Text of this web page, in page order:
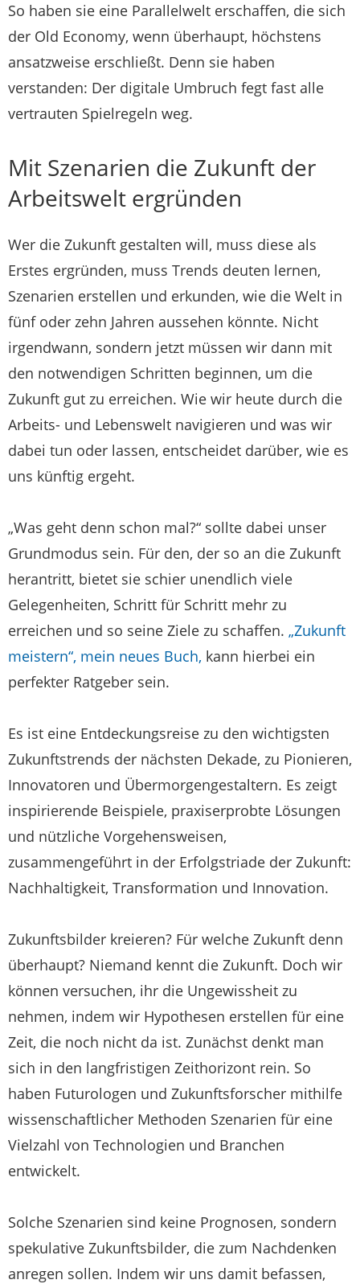
So haben sie eine Parallelwelt erschaffen, die sich
der Old Economy, wenn überhaupt, höchstens
ansatzweise erschließt. Denn sie haben
verstanden: Der digitale Umbruch fegt fast alle
vertrauten Spielregeln weg.
Mit Szenarien die Zukunft der
Arbeitswelt ergründen
Wer die Zukunft gestalten will, muss diese als
Erstes ergründen, muss Trends deuten lernen,
Szenarien erstellen und erkunden, wie die Welt in
fünf oder zehn Jahren aussehen könnte. Nicht
irgendwann, sondern jetzt müssen wir dann mit
den notwendigen Schritten beginnen, um die
Zukunft gut zu erreichen. Wie wir heute durch die
Arbeits- und Lebenswelt navigieren und was wir
dabei tun oder lassen, entscheidet darüber, wie es
uns künftig ergeht.
„Was geht denn schon mal?“ sollte dabei unser
Grundmodus sein. Für den, der so an die Zukunft
herantritt, bietet sie schier unendlich viele
Gelegenheiten, Schritt für Schritt mehr zu
erreichen und so seine Ziele zu schaffen. „Zukunft
meistern“, mein neues Buch, kann hierbei ein
perfekter Ratgeber sein.
Es ist eine Entdeckungsreise zu den wichtigsten
Zukunftstrends der nächsten Dekade, zu Pionieren,
Innovatoren und Übermorgengestaltern. Es zeigt
inspirierende Beispiele, praxiserprobte Lösungen
und nützliche Vorgehensweisen,
zusammengeführt in der Erfolgstriade der Zukunft:
Nachhaltigkeit, Transformation und Innovation.
Zukunftsbilder kreieren? Für welche Zukunft denn
überhaupt? Niemand kennt die Zukunft. Doch wir
können versuchen, ihr die Ungewissheit zu
nehmen, indem wir Hypothesen erstellen für eine
Zeit, die noch nicht da ist. Zunächst denkt man
sich in den langfristigen Zeithorizont rein. So
haben Futurologen und Zukunftsforscher mithilfe
wissenschaftlicher Methoden Szenarien für eine
Vielzahl von Technologien und Branchen
entwickelt.
Solche Szenarien sind keine Prognosen, sondern
spekulative Zukunftsbilder, die zum Nachdenken
anregen sollen. Indem wir uns damit befassen,